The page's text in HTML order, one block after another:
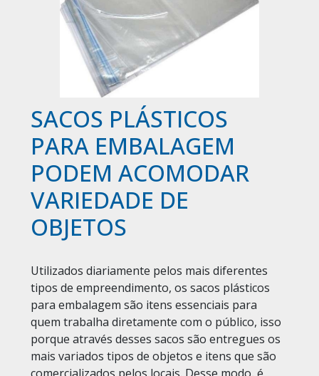
SACOS PLÁSTICOS
PARA EMBALAGEM
PODEM ACOMODAR
VARIEDADE DE
OBJETOS
Utilizados diariamente pelos mais diferentes
tipos de empreendimento, os sacos plásticos
para embalagem são itens essenciais para
quem trabalha diretamente com o público, isso
porque através desses sacos são entregues os
mais variados tipos de objetos e itens que são